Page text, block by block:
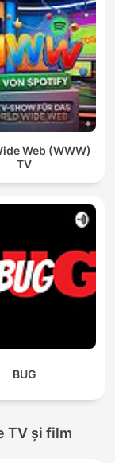
Web (WWW)
TV
BUG
TV și film